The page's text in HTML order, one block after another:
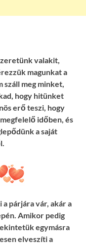
valakit,
magunkat a
száll meg minket,
hogy hitünket
erő teszi, hogy
időben, és
a saját
a párjára vár, akár a
Amikor pedig
egymásra
elveszíti a